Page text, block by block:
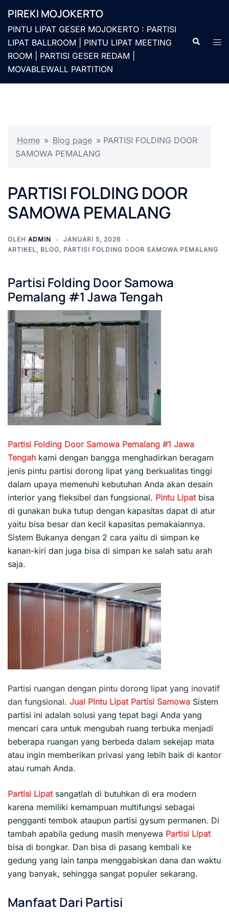
kePIREKI MOJOKERTO
PINTU LIPAT GESER MOJOKERTO : PARTISI
LIPAT BALLROOM | PINTU LIPAT MEETING
ROOM | PARTISI GESER REDAM |
MOVABLEWALL PARTITION
Cari
Home » Blog page » PARTISI FOLDING DOOR
SAMOWA PEMALANG
PARTISI FOLDING DOOR
SAMOWA PEMALANG
OLEH ADMIN
JANUARI 5, 2026
ARTIKEL, BLOG, PARTISI FOLDING DOOR SAMOWA PEMALANG
Partisi Folding Door Samowa
Pemalang #1 Jawa Tengah
Partisi Folding Door Samowa Pemalang #1 Jawa
Tengah kami dengan bangga menghadirkan beragam
jenis pintu partisi dorong lipat yang berkualitas tinggi
dalam upaya memenuhi kebutuhan Anda akan desain
interior yang fleksibel dan fungsional. Pintu Lipat bisa
di gunakan buka tutup dengan kapasitas dapat di atur
yaitu bisa besar dan kecil kapasitas pemakaiannya.
Sistem Bukanya dengan 2 cara yaitu di simpan ke
kanan-kiri dan juga bisa di simpan ke salah satu arah
saja.
Partisi ruangan dengan pintu dorong lipat yang inovatif
dan fungsional. Jual Pintu Lipat Partisi Samowa Sistem
partisi ini adalah solusi yang tepat bagi Anda yang
mencari cara untuk mengubah ruang terbuka menjadi
beberapa ruangan yang berbeda dalam sekejap mata
atau ingin memberikan privasi yang lebih baik di kantor
atau rumah Anda.
Partisi Lipatsangatlah di butuhkan di era modern
karena memiliki kemampuan multifungsi sebagai
pengganti tembok ataupun partisi gysum permanen. Di
tambah apabila gedung masih menyewa Partisi Lipat
bisa di bongkar. Dan bisa di pasang kembali ke
gedung yang lain tanpa menggabiskan dana dan waktu
yang banyak, sehingga sangat populer sekarang.
Manfaat Dari Partisi